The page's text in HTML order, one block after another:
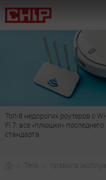
Топ-8 недорогих роутеров с
Fi 7: все «плюшки» последнего
стандарта
Теги правила